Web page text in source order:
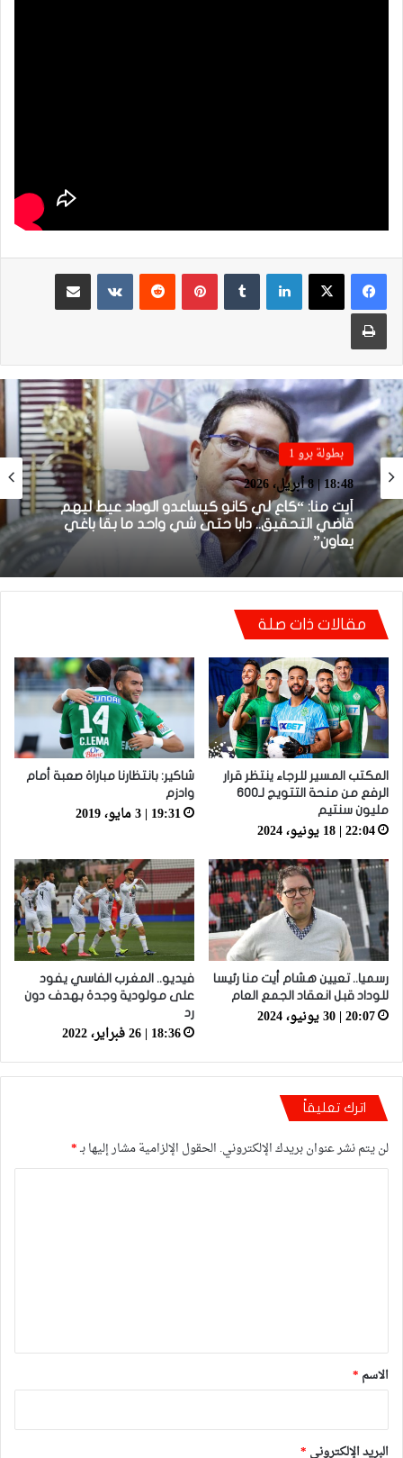
لينكدإن بينتيريست
مشاركة عبر البريد
طباعة
بطولة برو 1
18:48 | 8 أبريل، 2026
أيت منا: “كاع لي كانو كيساعدو الوداد عيط ليهم
يعاون”
بطولة برو 1
22:23 | 6 أبريل، 2026
توالي النتائج السلبية يلاحق الوداد الرياضي بعد
تعادل جديد أمام الدفاع الحسني الجديدي
مقالات ذات صلة
المكتب المسير للرجاء ينتظر قرار
الرفع من منحة التتويج لـ600
مليون سنتيم
22:04 | 18 يونيو، 2024
شاكير: بانتظارنا مباراة صعبة أمام
وادزم
19:31 | 3 مايو، 2019
رسميا.. تعيين هشام أيت منا رئيسا
للوداد قبل انعقاد الجمع العام
20:07 | 30 يونيو، 2024
فيديو.. المغرب الفاسي يفود
على مولودية وجدة بهدف دون
رد
18:36 | 26 فبراير، 2022
اترك تعليقاً
لن يتم نشر عنوان بريدك الإلكتروني. الحقول الإلزامية مشار إليها بـ*
*
الاسم *
البريد الإلكتروني *